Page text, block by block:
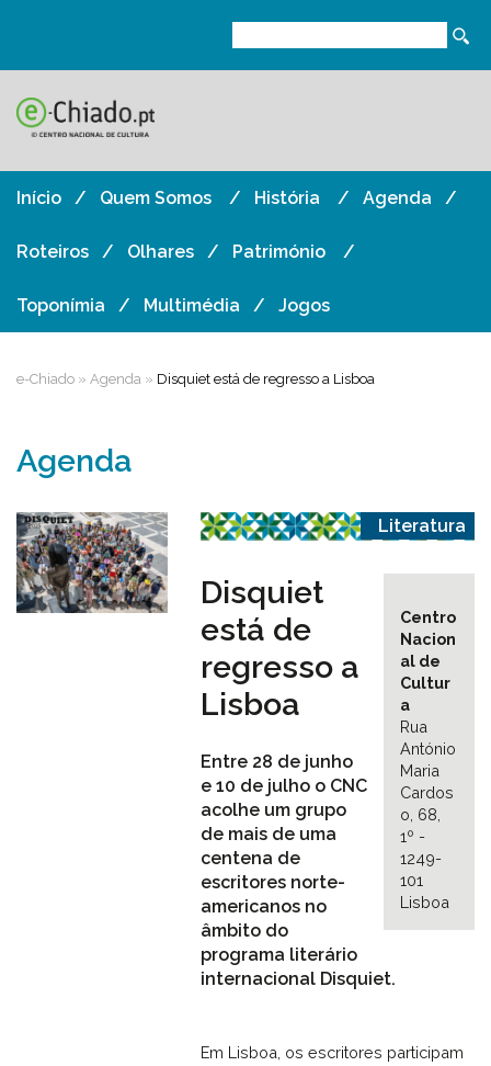
Início Quem Somos História Agenda
Roteiros Olhares Património
Toponímia Multimédia Jogos
e-Chiado » Agenda » Disquiet está de regresso a Lisboa
Agenda
Literatura
Centro
Nacion
al de
Cultur
a
Rua
António
Maria
Cardos
o, 68,
1º -
1249-
101
Lisboa
Disquiet
está de
regresso a
Lisboa
Entre 28 de junho
e 10 de julho o CNC
acolhe um grupo
de mais de uma
centena de
escritores norte-
americanos no
âmbito do
programa literário
internacional Disquiet.
Em Lisboa, os escritores participam